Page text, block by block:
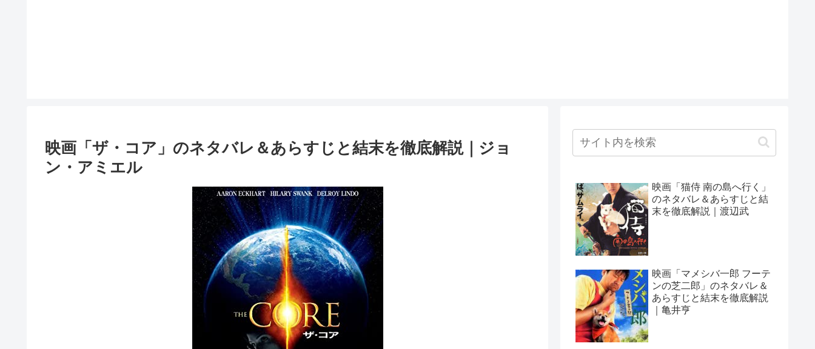
映画「ザ・コア」のネタバレ＆あらすじと結末を徹底解説｜ジョ
ン・アミエル
映画「猫侍 南の島へ行く」
のネタバレ＆あらすじと結
末を徹底解説｜渡辺武
映画「マメシバ一郎 フーテ
ンの芝二郎」のネタバレ＆
あらすじと結末を徹底解説
｜亀井亨